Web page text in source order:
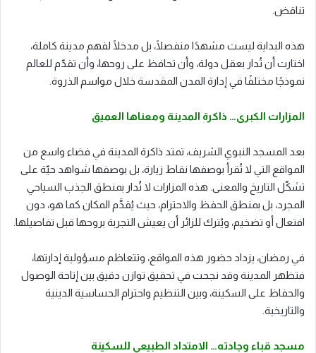
تناقض.
هذه البداية ليست مشهدًا منفصلًا، بل مدخلًا لفهم مدينة كاملة،
اختارت أن تُدار بعقل دولة، وأن تحافظ على روحها، وأن تقدّم للعالم
نموذجًا مختلفًا في إدارة المدن المقدسة خلال مواسم الذروة.
المزارات الكبرى… ذاكرة المدينة ومعناها العميق
بعد المسجد النبوي الشريف، تمتد ذاكرة المدينة في فضاء واسع من
المواقع التي لا تُقرأ بوصفها نقاط زيارة، بل بوصفها شواهد حيّة على
تشكّل التاريخ والمعنى. هذه المزارات لا تُدار بمنطق الجذب السياحي
المجرد، بل بمنطق الحفظ والاحترام، حيث يُقدَّم المكان كما هو، دون
افتعال أو تضخيم، ويُترك للزائر أن يعيش التجربة بروحها قبل تفاصيلها.
في رمضان، يزداد حضور هذه المواقع، وتتعاظم مسؤولية إدارتها،
فتظهر المدينة وقد نجحت في تحقيق توازن دقيق بين إتاحة الوصول
والحفاظ على السكينة، وبين التنظيم واحترام الحساسية الدينية
والتاريخية.
مسجد قباء وجادته… الامتداد الطبيعي للسكينة